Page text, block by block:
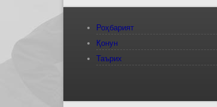
Роҳбарият
Қонун
Таърих